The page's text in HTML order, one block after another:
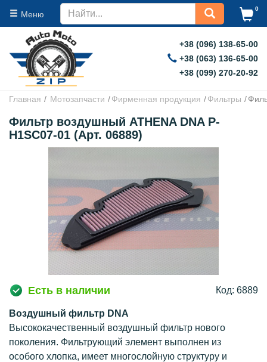
Меню
0
+38 (096) 138-65-00
+38 (063) 136-65-00
+38 (099) 270-20-92
Главная Мотозапчасти Фирменная продукция Фильтры
Фильтр воздушный ATHENA DNA P-
H1SC07-01 (Арт. 06889)
Есть в наличии Код: 6889
Воздушный фильтр DNA
Высококачественный воздушный фильтр нового
поколения. Фильтрующий элемент выполнен из
особого хлопка, имеет многослойную структуру и